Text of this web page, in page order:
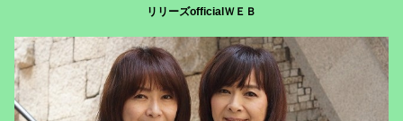
リリーズofficialＷＥＢ